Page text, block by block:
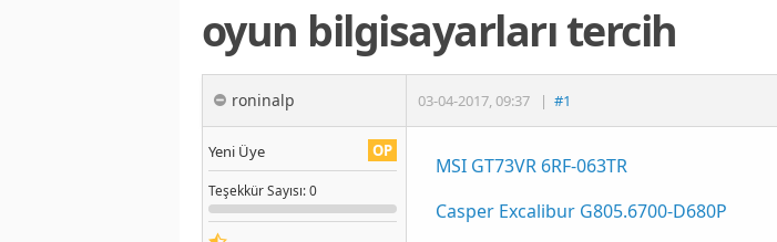
oyun bilgisayarları tercih
roninalp 03-04-2017,09:37 | #1
OP
Yeni Üye
TeşekkürSayısı: 0
MSI GT73VR 6RF-063TR
Casper Excalibur G805.6700-D680P